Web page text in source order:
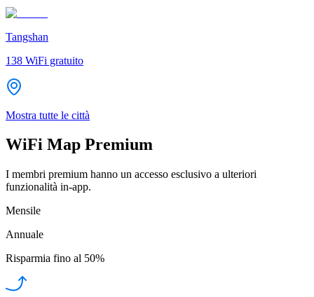
Tangshan
138 WiFi gratuito
Mostra tutte le città
WiFi Map Premium
I membri premium hanno un accesso esclusivo a ulteriori
funzionalità in-app.
Mensile
Annuale
Risparmia fino al 50%